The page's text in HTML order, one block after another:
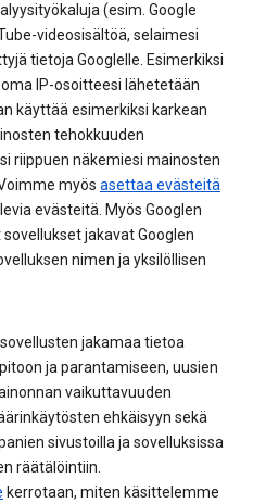
(esim. Google
videosisältöä, selaimesi
tietoja Googlelle. Esimerkiksi
IP-osoitteesi lähetetään
käyttää esimerkiksi karkean
tehokkuuden
riippuen näkemiesi mainosten
myös asettaa evästeitä
evästeitä. Myös Googlen
jakavat Googlen
nimen ja yksilöllisen
jakamaa tietoa
ja parantamiseen, uusien
vaikuttavuuden
ehkäisyyn sekä
sivustoilla ja sovelluksissa
räätälöintiin.
kerrotaan, miten käsittelemme